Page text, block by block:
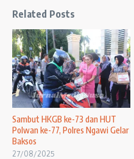
Related Posts
Sambut HKGB ke-73 dan HUT
Polwan ke-77, Polres Ngawi Gelar
Baksos
27/08/2025